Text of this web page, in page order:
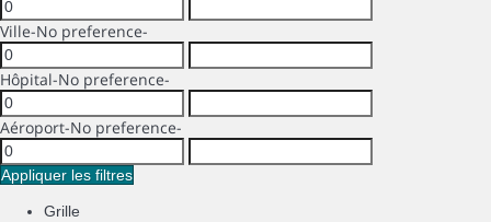
Ville-No preference-
Hôpital-No preference-
Aéroport-No preference-
Appliquer les filtres
Grille